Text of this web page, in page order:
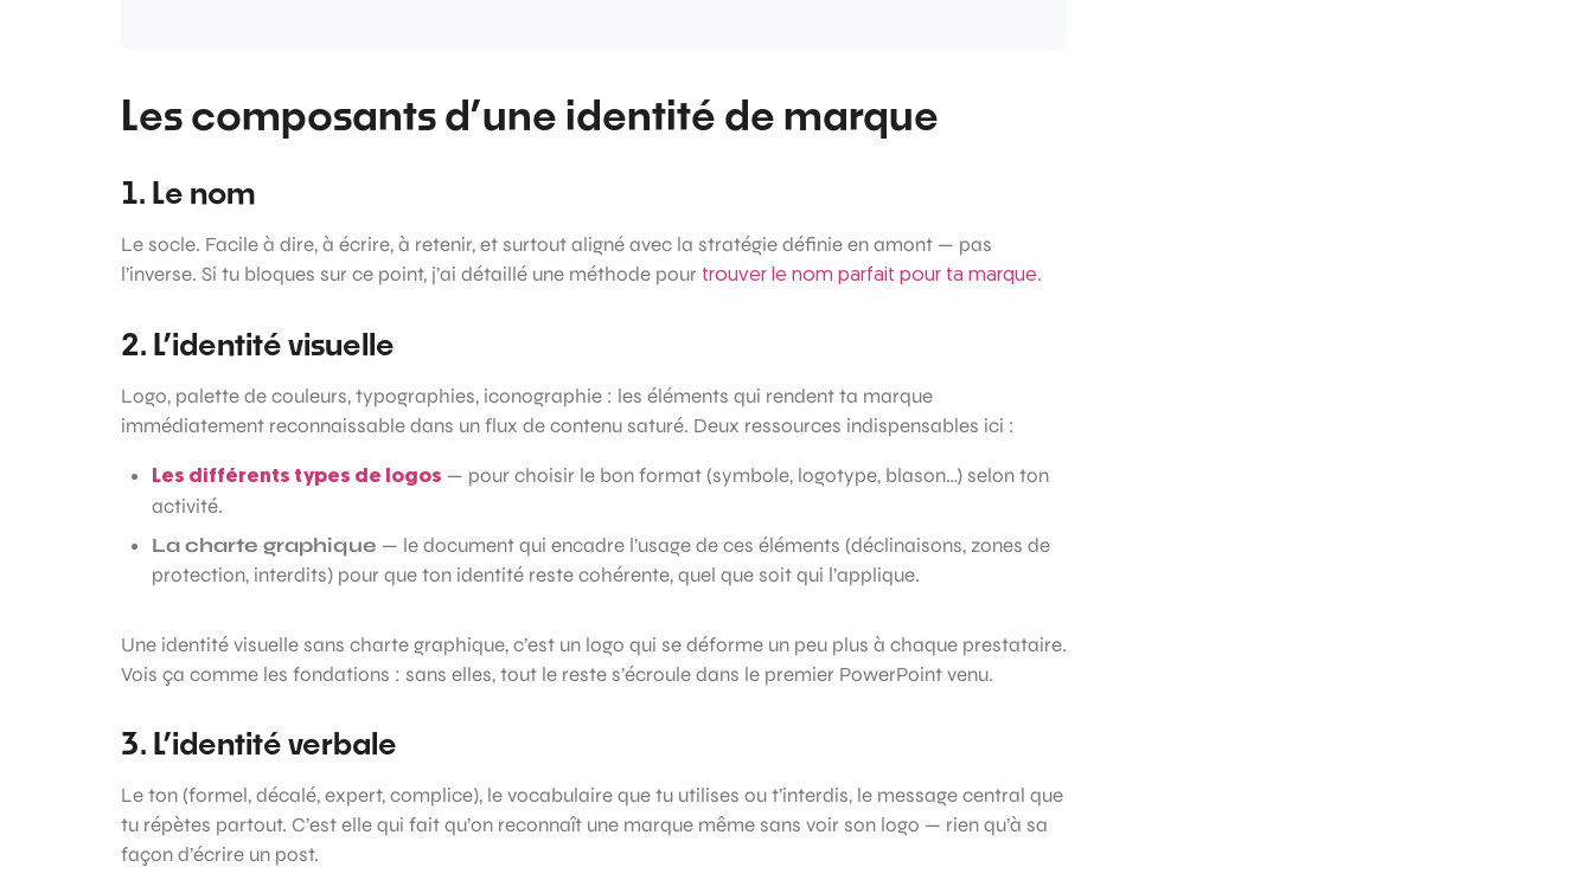
Les composants d’une identité de marque
1. Le nom
Le socle. Facile à dire, à écrire, à retenir, et surtout aligné avec la stratégie définie en amont — pas
l’inverse. Si tu bloques sur ce point, j’ai détaillé une méthode pour trouver le nom parfait pour ta marque.
2. L’identité visuelle
Logo, palette de couleurs, typographies, iconographie : les éléments qui rendent ta marque
immédiatement reconnaissable dans un flux de contenu saturé. Deux ressources indispensables ici :
Les différents types de logos — pour choisir le bon format (symbole, logotype, blason…) selon ton
activité.
La charte graphique — le document qui encadre l’usage de ces éléments (déclinaisons, zones de
protection, interdits) pour que ton identité reste cohérente, quel que soit qui l’applique.
Une identité visuelle sans charte graphique, c’est un logo qui se déforme un peu plus à chaque prestataire.
Vois ça comme les fondations : sans elles, tout le reste s’écroule dans le premier PowerPoint venu.
3. L’identité verbale
Le ton (formel, décalé, expert, complice), le vocabulaire que tu utilises ou t’interdis, le message central que
tu répètes partout. C’est elle qui fait qu’on reconnaît une marque même sans voir son logo — rien qu’à sa
façon d’écrire un post.